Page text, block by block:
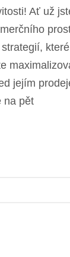
Ať už
jejím
na pět